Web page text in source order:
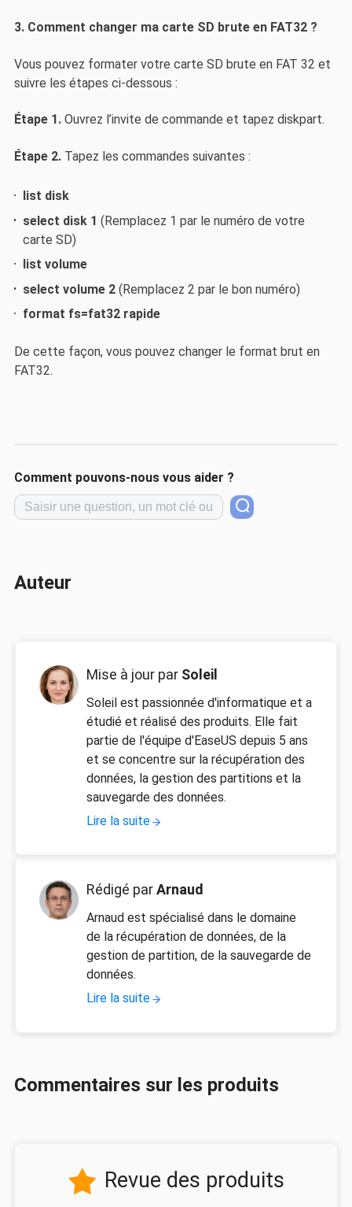
3. Comment changer ma carte SD brute en FAT32 ?
Vous pouvez formater votre carte SD brute en FAT 32 et
suivre les étapes ci-dessous :
Étape 1.Ouvrez l’invite de commande et tapez diskpart.
Étape 2.Tapez les commandes suivantes :
list disk
select disk 1 (Remplacez 1 par le numéro de votre
carte SD)
list volume
select volume 2 (Remplacez 2 par le bon numéro)
format fs=fat32 rapide
De cette façon, vous pouvez changer le format brut en
FAT32.
Comment pouvons-nous vous aider ?
Auteur
Mise à jour par Soleil
Soleil est passionnée d'informatique et a
étudié et réalisé des produits. Elle fait
partie de l'équipe d'EaseUS depuis 5 ans
et se concentre sur la récupération des
données, la gestion des partitions et la
sauvegarde des données.
Lire la suite
Rédigé parArnaud
Arnaud est spécialisé dans le domaine
de la récupération de données, de la
gestion de partition, de la sauvegarde de
données.
Lire la suite
Commentaires sur les produits
 Revue des produits